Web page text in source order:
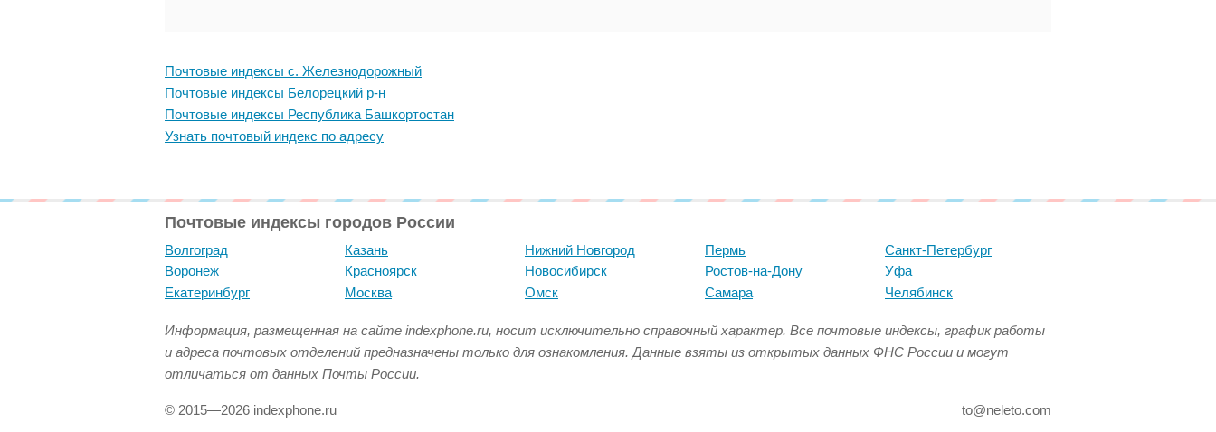
Почтовые индексы с. Железнодорожный
Почтовые индексы Белорецкий р-н
Почтовые индексы Республика Башкортостан
Узнать почтовый индекс по адресу
Почтовые индексы городов России
Волгоград
Воронеж
Екатеринбург
Казань
Красноярск
Москва
Нижний Новгород
Новосибирск
Омск
Пермь
Ростов-на-Дону
Самара
Санкт-Петербург
Уфа
Челябинск
Информация, размещенная на сайте indexphone.ru, носит исключительно справочный характер. Все почтовые индексы, график работы
и адреса почтовых отделений предназначены только для ознакомления. Данные взяты из открытых данных ФНС России и могут
отличаться от данных Почты России.
© 2015—2026 indexphone.ru to@neleto.com